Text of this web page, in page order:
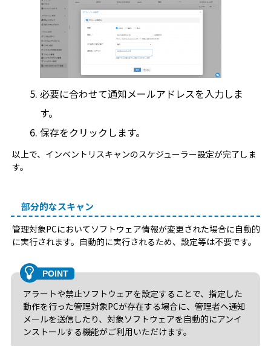
必要に合わせて通知メールアドレスを入力しま
す。
保存をクリックします。
以上で、インベントリスキャンのスケジューラー設定が完了しま
す。
部分的なスキャン
管理対象PCにおいてソフトウェア情報が変更された場合に自動的
に実行されます。自動的に実行されるため、設定等は不要です。
アラートや禁止ソフトウェアを設定することで、指定した
動作を行った管理対象PCが存在する場合に、管理者へ通知
メールを送信したり、対象ソフトウェアを自動的にアンイ
ンストールする機能がご利用いただけます。